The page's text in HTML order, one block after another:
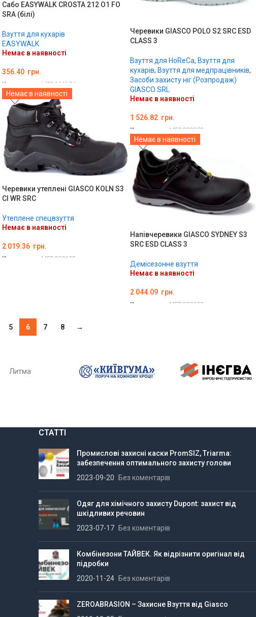
Сабо EASYWALK CROSTA 212 O1 FO
SRA (білі)
Взуття для кухарів
EASYWALK
Немає в наявності
356.40 грн.
Код товару: MED000356
ОБЕРІТЬ ОПЦІЇ
Черевики GIASCO POLO S2 SRC ESD
CLASS 3
Взуття для HoReCa, Взуття для
кухарів, Взуття для медпрацівників,
Засоби захисту ніг (Розпродаж)
GIASCO SRL
Немає в наявності
1 526.82 грн.
Код товару: MED000252
ОБЕРІТЬ ОПЦІЇ
Немає в наявності
Черевики утеплені GIASCO KOLN S3
CI WR SRC
Утеплене спецвзуття
Немає в наявності
2 019.36 грн.
Код товару: MED000193
Немає в наявності
Напівчеревики GIASCO SYDNEY S3
SRC ESD CLASS 3
Демісезонне взуття
Немає в наявності
2 044.09 грн.
Код товару: MED000190
5 6 7 8 →
СТАТТІ
Промислові захисні каски PromSIZ, Triarma:
забезпечення оптимального захисту голови
2023-09-20
Без коментарів
Одяг для хімічного захисту Dupont: захист від
шкідливих речовин
2023-07-17
Без коментарів
Комбінезони ТАЙВЕК. Як відрізнити оригінал від
підробки
2020-11-24
Без коментарів
ZEROABRASION – Захисне Взуття від Giasco